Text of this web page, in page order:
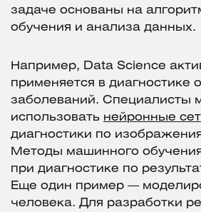
задаче основаны на
обучения и анализа данных.
Например, Data Science
применяется в диагностике
заболеваний. Специалисты
использовать нейронные
диагностики по
Методы машинного
при диагностике по
Еще один пример —
человека. Для разработки